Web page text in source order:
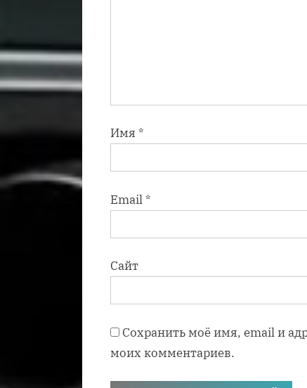
Имя *
Email*
Сайт
Сохранить моё имя, email и
моих комментариев.